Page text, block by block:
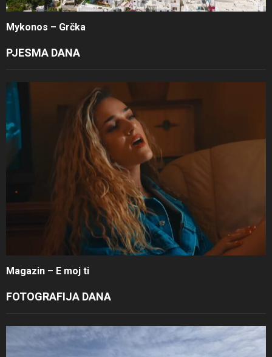
Mykonos – Grčka
PJESMA DANA
Magazin – E moj ti
FOTOGRAFIJA DANA